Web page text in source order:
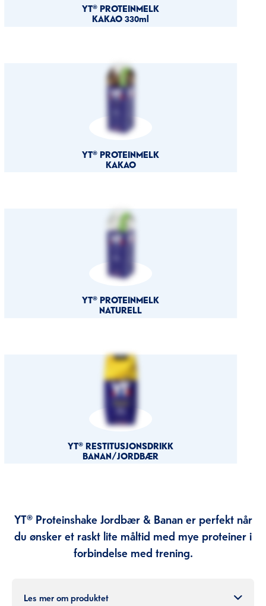
YT® PROTEINMELK
KAKAO 330ml
YT® PROTEINMELK
KAKAO
YT® PROTEINMELK
NATURELL
YT® RESTITUSJONSDRIKK
BANAN/JORDBÆR
YT® Proteinshake Jordbær & Banan er perfekt når
du ønsker et raskt lite måltid med mye proteiner i
forbindelse med trening.
Les mer om produktet